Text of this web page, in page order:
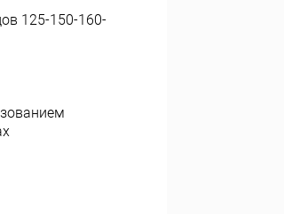
125-150-160-